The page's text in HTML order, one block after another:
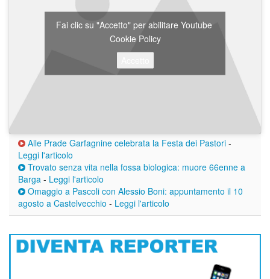
Fai clic su "Accetto" per abilitare Youtube
Cookie Policy
Alle Prade Garfagnine celebrata la Festa dei Pastori -
Leggi l'articolo
Trovato senza vita nella fossa biologica: muore 66enne a
Barga - Leggi l'articolo
Omaggio a Pascoli con Alessio Boni: appuntamento il 10
agosto a Castelvecchio - Leggi l'articolo